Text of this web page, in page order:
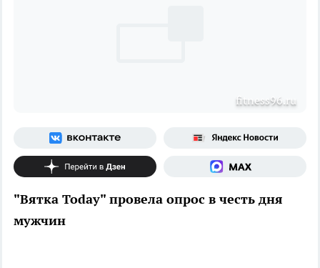
fitness96.ru
"Вятка Today" провела опрос в честь дня
мужчин